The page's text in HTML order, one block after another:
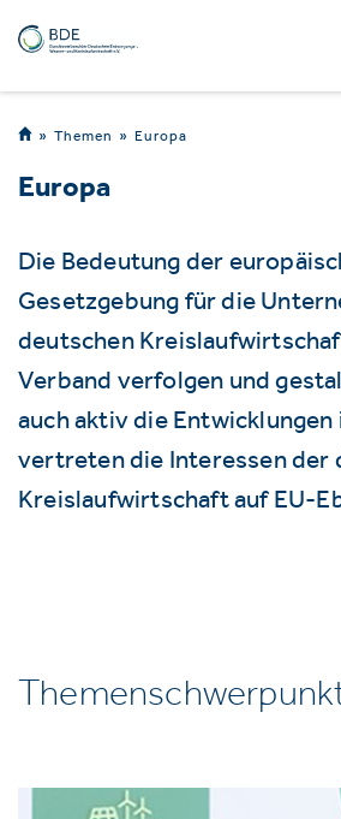
Themen Europa
Europa
Die Bedeutung der
Gesetzgebung für die
deutschen
Verband verfolgen und
auch aktiv die Entwicklungen
vertreten die Interessen der
Kreislaufwirtschaft auf EU-